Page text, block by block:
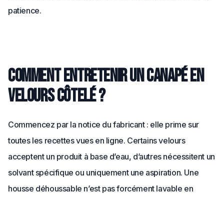
patience.
Comment entretenir un canapé en
velours côtelé ?
Commencez par la notice du fabricant : elle prime sur
toutes les recettes vues en ligne. Certains velours
acceptent un produit à base d’eau, d’autres nécessitent un
solvant spécifique ou uniquement une aspiration. Une
housse déhoussable n’est pas forcément lavable en